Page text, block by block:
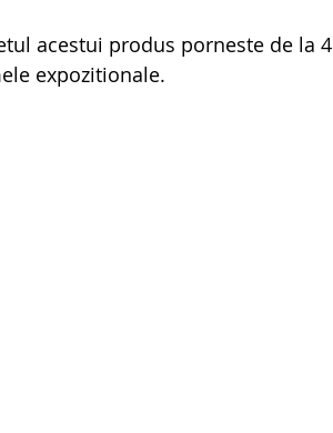
acestui produs porneste de la 4
expozitionale.